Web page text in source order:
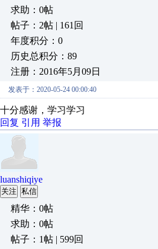
求助：0帖
帖子：2帖 | 161回
年度积分：0
历史总积分：89
注册：2016年5月09日
发表于：2020-05-24 00:00:40
十分感谢，学习学习
回复 引用 举报
luanshiqiye
关注 私信
精华：0帖
求助：0帖
帖子：1帖 | 599回